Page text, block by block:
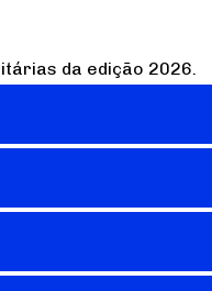
da edição 2026.